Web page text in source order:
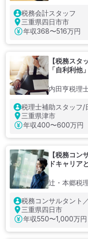
税務会計スタッフ
三重県四日市市
年収368〜516万円
【税務スタ
「自利利他
内田亨税理
税理士補助スタッフ/
三重県津市
年収400〜600万円
【税務コ
ドキャリア
辻・本郷税
税務コンサルタント
三重県四日市
年収550〜1,000万円